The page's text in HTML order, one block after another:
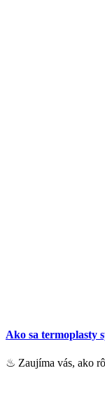
Ako sa termoplasty
♨ Zaujíma vás, ako